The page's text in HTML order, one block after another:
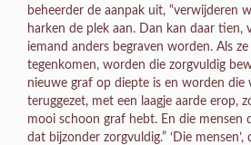
beheerder de aanpak uit, “verwijderen
harken de plek aan. Dan kan daar tien,
iemand anders begraven worden. Als
tegenkomen, worden die zorgvuldig
nieuwe graf op diepte is en worden die
teruggezet, met een laagje aarde erop,
mooi schoon graf hebt. En die mensen
dat bijzonder zorgvuldig.” ‘Die mensen’,